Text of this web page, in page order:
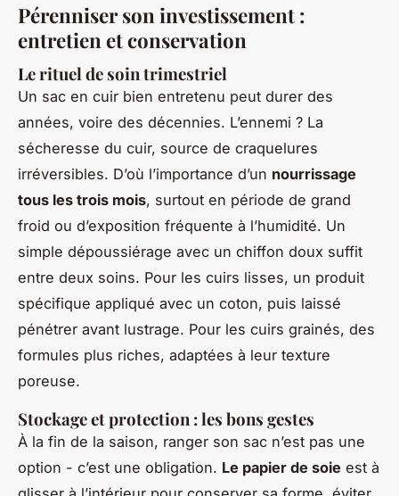
Pérenniser son investissement :
entretien et conservation
Le rituel de soin trimestriel
Un sac en cuir bien entretenu peut durer des
années, voire des décennies. L’ennemi ? La
sécheresse du cuir, source de craquelures
irréversibles. D’où l’importance d’un nourrissage
tous les trois mois, surtout en période de grand
froid ou d’exposition fréquente à l’humidité. Un
simple dépoussiérage avec un chiffon doux suffit
entre deux soins. Pour les cuirs lisses, un produit
spécifique appliqué avec un coton, puis laissé
pénétrer avant lustrage. Pour les cuirs grainés, des
formules plus riches, adaptées à leur texture
poreuse.
Stockage et protection : les bons gestes
À la fin de la saison, ranger son sac n’est pas une
option - c’est une obligation. Le papier de soie est à